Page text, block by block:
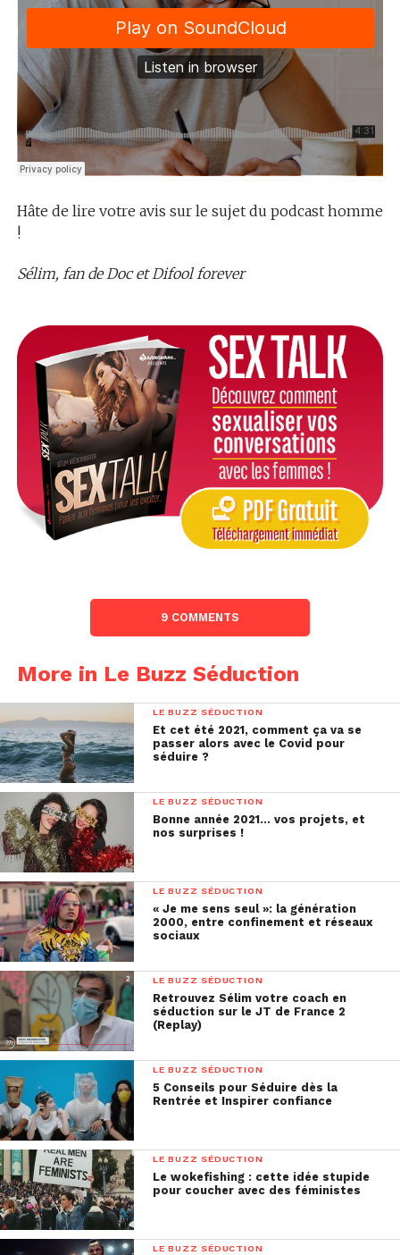
Hâte de lire votre avis sur le sujet du podcast homme
!
Sélim, fan de Doc et Difool forever
9 COMMENTS
More in Le Buzz Séduction
LE BUZZ SÉDUCTION
Et cet été 2021, comment ça va se
passer alors avec le Covid pour
séduire ?
LE BUZZ SÉDUCTION
Bonne année 2021… vos projets, et
nos surprises !
LE BUZZ SÉDUCTION
« Je me sens seul »: la génération
2000, entre confinement et réseaux
sociaux
LE BUZZ SÉDUCTION
Retrouvez Sélim votre coach en
séduction sur le JT de France 2
(Replay)
LE BUZZ SÉDUCTION
5 Conseils pour Séduire dès la
Rentrée et Inspirer confiance
LE BUZZ SÉDUCTION
Le wokefishing : cette idée stupide
pour coucher avec des féministes
LE BUZZ SÉDUCTION